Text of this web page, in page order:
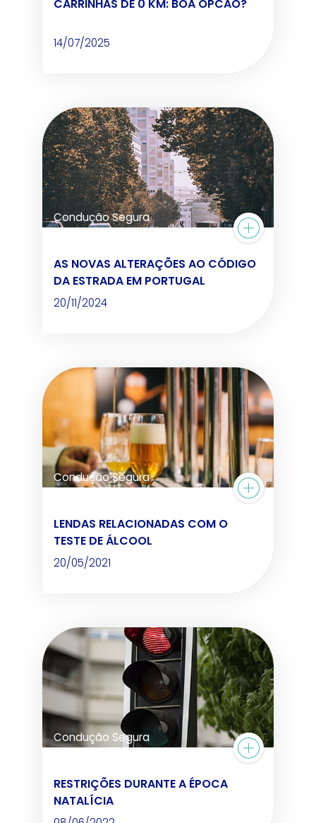
CARRINHAS DE 0 KM: BOA OPCÃO?
14/07/2025
Condução Segura
AS NOVAS ALTERAÇÕES AO CÓDIGO
DA ESTRADA EM PORTUGAL
20/11/2024
Condução Segura
LENDAS RELACIONADAS COM O
TESTE DE ÁLCOOL
20/05/2021
Condução Segura
RESTRIÇÕES DURANTE A ÉPOCA
NATALÍCIA